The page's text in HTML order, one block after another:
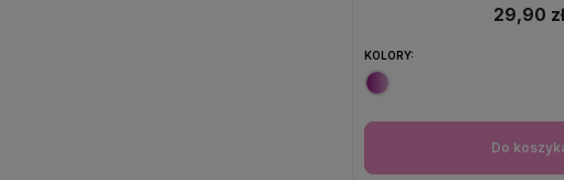
29,90
KOLORY:
Do